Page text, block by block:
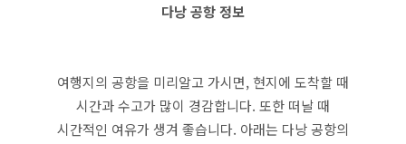
다낭 공항 정보
여행지의 공항을 미리알고 가시면, 현지에 도착할 때
시간과 수고가 많이 경감합니다. 또한 떠날 때
시간적인 여유가 생겨 좋습니다. 아래는 다낭 공항의